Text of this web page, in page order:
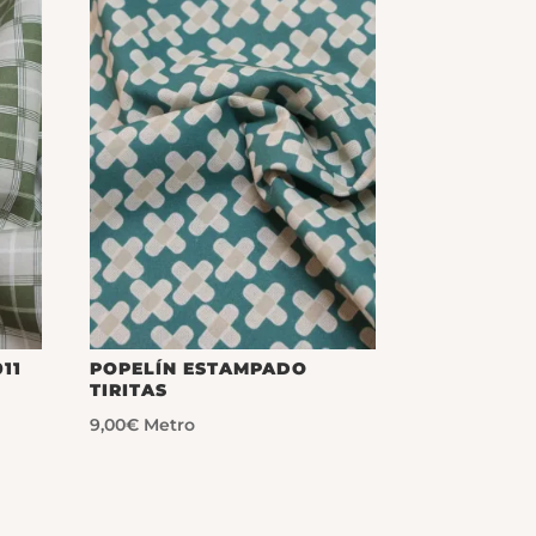
POPELÍN ESTAMPADO
TIRITAS
9,00€ Metro